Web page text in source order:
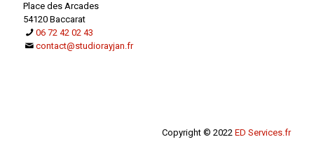
Place des Arcades
54120 Baccarat
06 72 42 02 43
contact@studiorayjan.fr
Copyright © 2022 ED Services.fr